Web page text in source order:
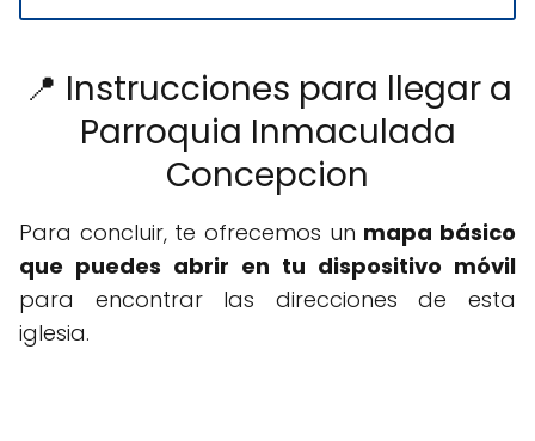
📍 Instrucciones para llegar a
Parroquia Inmaculada
Concepcion
Para concluir, te ofrecemos un mapa básico
que puedes abrir en tu dispositivo móvil
para encontrar las direcciones de esta
iglesia.